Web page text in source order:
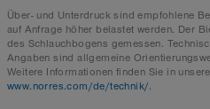
Über- und Unterdruck sind empfohlene
auf Anfrage höher belastet werden. Der
des Schlauchbogens gemessen.
Angaben sind allgemeine
Weitere Informationen finden Sie in
www.norres.com/de/technik/.